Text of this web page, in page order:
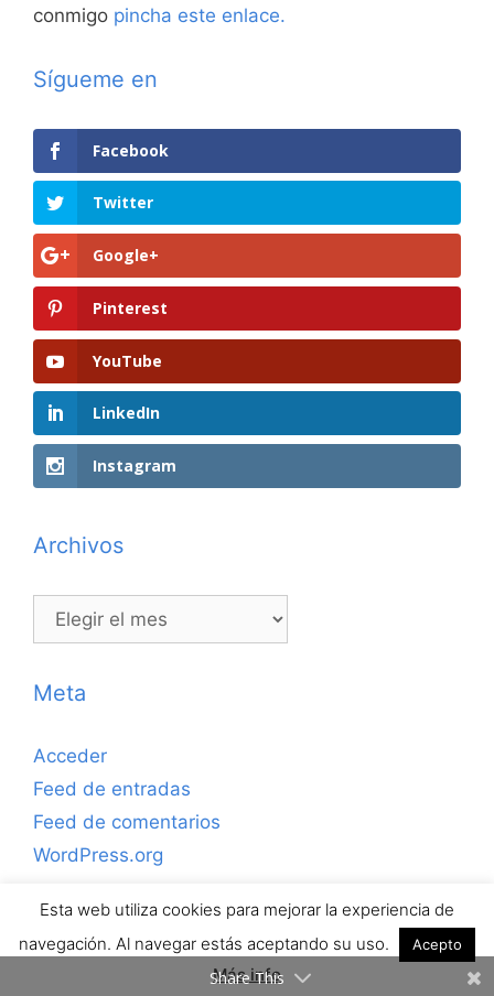
conmigo pincha este enlace.
Sígueme en
Facebook
Twitter
Google+
Pinterest
YouTube
LinkedIn
Instagram
Archivos
Archivos
Meta
Acceder
Feed de entradas
Feed de comentarios
WordPress.org
Copyrihgt © 2026 ejerciciosdefutbolsala.com por José
Antonio Valle · Todos los derechos reservados.
Esta web utiliza cookies para mejorar la experiencia de
navegación. Al navegar estás aceptando su uso.
Acepto
Más info
Share This